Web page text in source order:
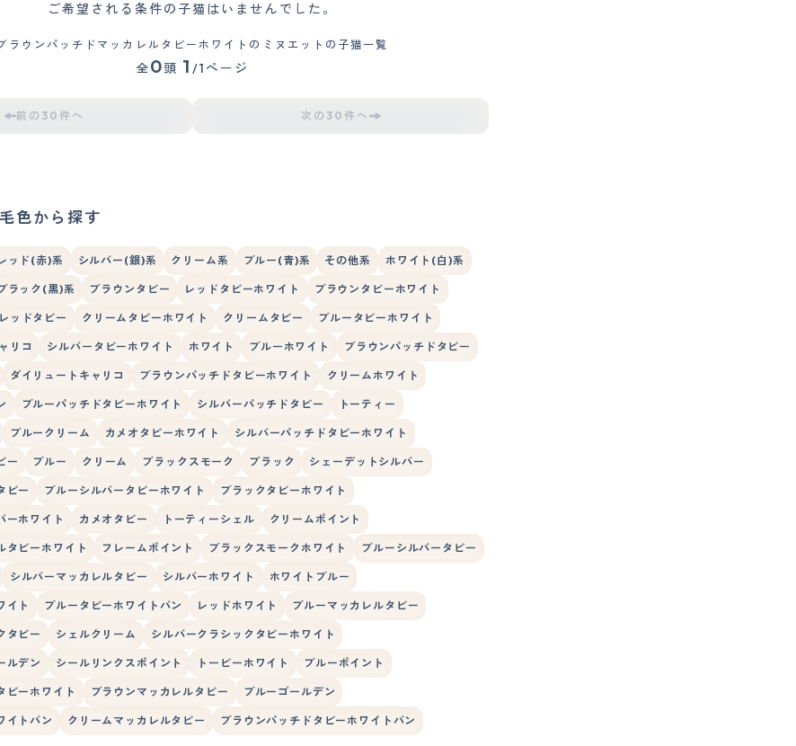
ご希望される条件の子猫はいませんでした。
ラウンパッチドマッカレルタビーホワイトのミヌエットの子猫一覧
全0頭 1 /1ページ
前の30件へ 次の30件へ
色から探す
ッド(赤)系 シルバー(銀)系 クリーム系 ブルー(青)系 その他系 ホワイト(白)系
ラック(黒)系 ブラウンタビー レッドタビーホワイト ブラウンタビーホワイト
レッドタビー クリームタビーホワイト クリームタビー ブルータビーホワイト
リコ シルバータビーホワイト ホワイト ブルーホワイト ブラウンパッチドタビー
ダイリュートキャリコ ブラウンパッチドタビーホワイト クリームホワイト
ブルーパッチドタビーホワイト シルバーパッチドタビー トーティー
ブルークリーム カメオタビーホワイト シルバーパッチドタビーホワイト
ー ブルー クリーム ブラックスモーク ブラック シェーデットシルバー
ビー ブルーシルバータビーホワイト ブラックタビーホワイト
ーホワイト カメオタビー トーティーシェル クリームポイント
タビーホワイト フレームポイント ブラックスモークホワイト ブルーシルバータビー
シルバーマッカレルタビー シルバーホワイト ホワイトブルー
イト ブルータビーホワイトバン レッドホワイト ブルーマッカレルタビー
タビー シェルクリーム シルバークラシックタビーホワイト
ルデン シールリンクスポイント トービーホワイト ブルーポイント
ビーホワイト ブラウンマッカレルタビー ブルーゴールデン
イトバン クリームマッカレルタビー ブラウンパッチドタビーホワイトバン